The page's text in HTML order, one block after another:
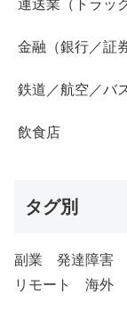
運送業（トラッ
金融（銀行／証
鉄道／航空／バ
飲食店
タグ別
副業 発達障害
リモート
海外